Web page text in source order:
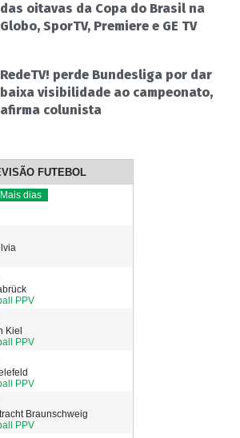
das oitavas da Copa do Brasil na
Globo, SporTV, Premiere e GE TV
RedeTV! perde Bundesliga por dar
baixa visibilidade ao campeonato,
afirma colunista